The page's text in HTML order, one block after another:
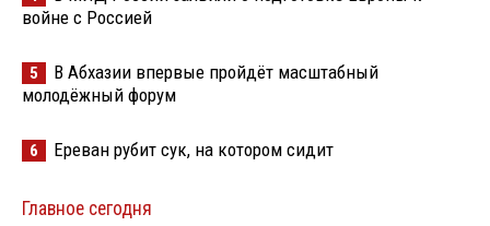
войне с Россией
5
В Абхазии впервые пройдёт масштабный
молодёжный форум
6 Ереван рубит сук, на котором сидит
Главное сегодня